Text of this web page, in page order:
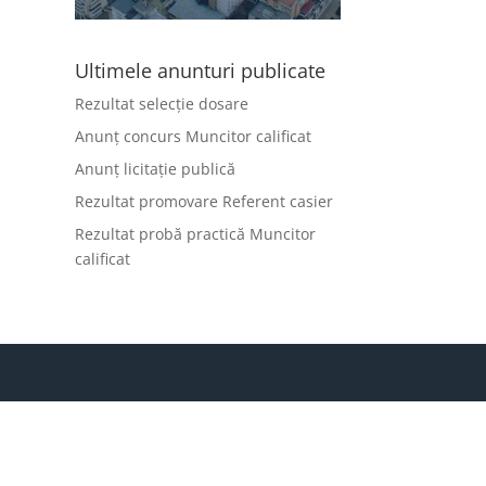
Ultimele anunturi publicate
Rezultat selecție dosare
Anunț concurs Muncitor calificat
Anunț licitație publică
Rezultat promovare Referent casier
Rezultat probă practică Muncitor
calificat